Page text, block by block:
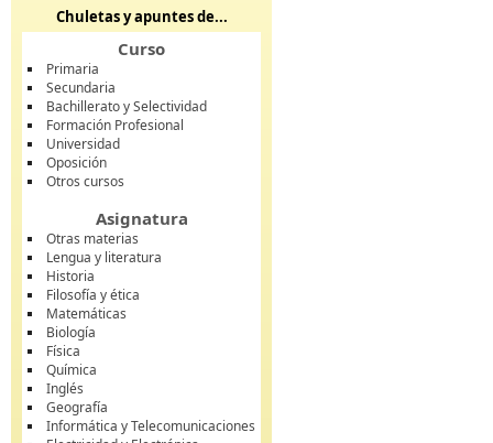
Chuletas y apuntes de...
Curso
Primaria
Secundaria
Bachillerato y Selectividad
Formación Profesional
Universidad
Oposición
Otros cursos
Asignatura
Otras materias
Lengua y literatura
Historia
Filosofía y ética
Matemáticas
Biología
Física
Química
Inglés
Geografía
Informática y Telecomunicaciones